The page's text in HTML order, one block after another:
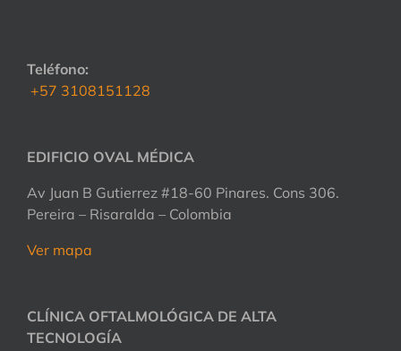
Teléfono:
+57 3108151128
EDIFICIO OVAL MÉDICA
Av Juan B Gutierrez #18-60 Pinares. Cons 306.
Pereira – Risaralda – Colombia
Ver mapa
CLÍNICA OFTALMOLÓGICA DE ALTA
TECNOLOGÍA